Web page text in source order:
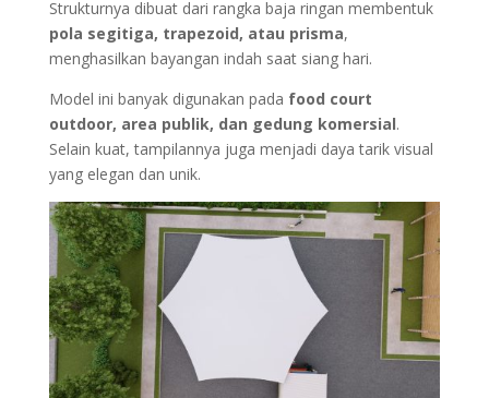
Strukturnya dibuat dari rangka baja ringan membentuk
pola segitiga, trapezoid, atau prisma,
menghasilkan bayangan indah saat siang hari.
Model ini banyak digunakan pada food court
outdoor, area publik, dan gedung komersial.
Selain kuat, tampilannya juga menjadi daya tarik visual
yang elegan dan unik.